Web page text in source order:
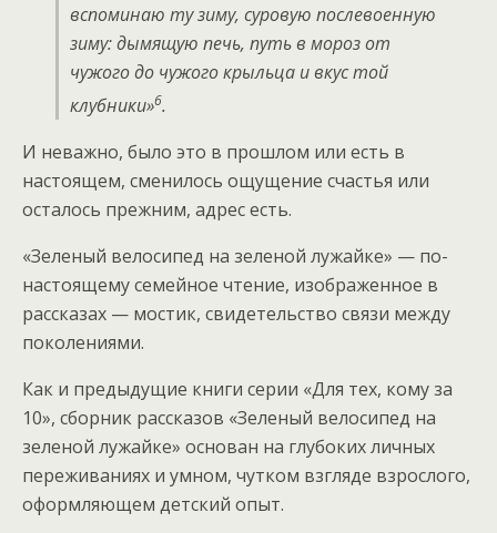
вспоминаю ту зиму, суровую послевоенную
зиму: дымящую печь, путь в мороз от
чужого до чужого крыльца и вкус той
клубники»6.
И неважно, было это в прошлом или есть в
настоящем, сменилось ощущение счастья или
осталось прежним, адрес есть.
«Зеленый велосипед на зеленой лужайке» — по-
настоящему семейное чтение, изображенное в
рассказах — мостик, свидетельство связи между
поколениями.
Как и предыдущие книги серии «Для тех, кому за
10», сборник рассказов «Зеленый велосипед на
зеленой лужайке» основан на глубоких личных
переживаниях и умном, чутком взгляде взрослого,
оформляющем детский опыт.